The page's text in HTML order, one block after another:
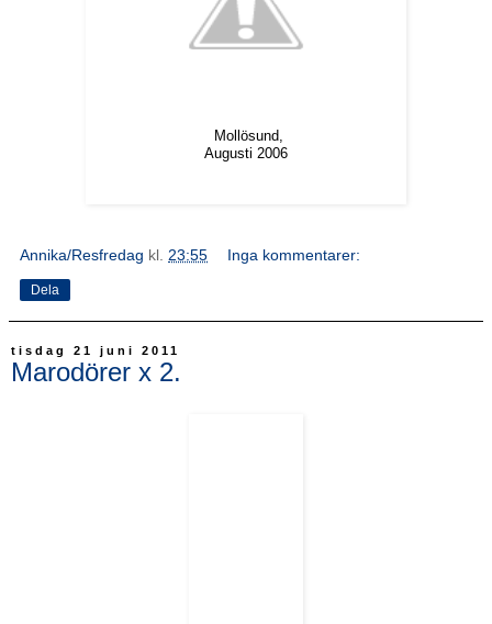
Mollösund,
Augusti 2006
Annika/Resfredag kl. 23:55 Inga kommentarer:
Dela
tisdag 21 juni 2011
Marodörer x 2.